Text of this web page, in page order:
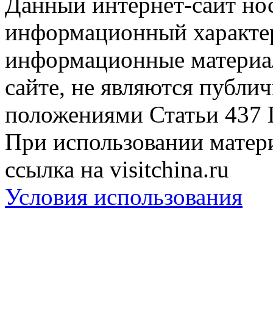
информационный
информационные
сайте, не являются
положениями Статьи 437
При использовании
ссылка на visitchina.ru
Условия использования